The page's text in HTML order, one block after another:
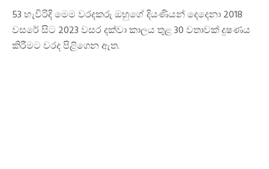
53 හැවිරිදි මෙම වරදකරු ඔහුගේ දියණියන් දෙදෙනා 2018
වසරේ සිට 2023 වසර දක්වා කාලය තුළ 30 වතාවක් දුෂණය
කිරීමට වරද පිළිගෙන ඇත.